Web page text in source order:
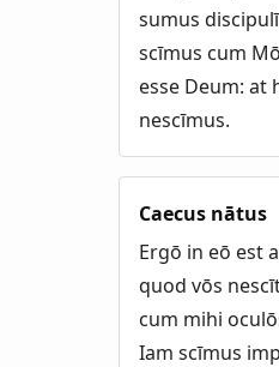
sumus
scīmus cum
esse Deum: at
nescīmus.
Caecus nātus
Ergō in eō est
quod vōs
cum mihi
Iam scīmus